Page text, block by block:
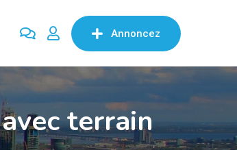
Annoncez
terrain